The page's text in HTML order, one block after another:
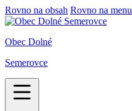
Rovno na obsah Rovno na menu
Obec Dolné
Semerovce